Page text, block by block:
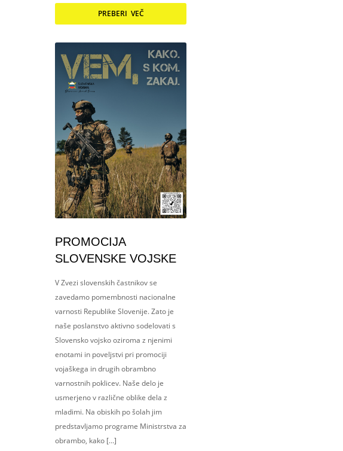
PREBERI VEČ
PROMOCIJA
SLOVENSKE VOJSKE
V Zvezi slovenskih častnikov se
zavedamo pomembnosti nacionalne
varnosti Republike Slovenije. Zato je
naše poslanstvo aktivno sodelovati s
Slovensko vojsko oziroma z njenimi
enotami in poveljstvi pri promociji
vojaškega in drugih obrambno
varnostnih poklicev. Naše delo je
usmerjeno v različne oblike dela z
mladimi. Na obiskih po šolah jim
predstavljamo programe Ministrstva za
obrambo, kako […]